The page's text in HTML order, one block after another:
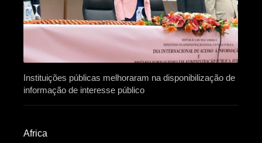
Instituições públicas melhoraram na disponibilização de
informação de interesse público
Africa​